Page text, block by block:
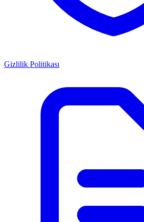
Gizlilik Politikası